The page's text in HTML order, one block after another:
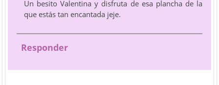
Un besito Valentina y disfruta de esa plancha de la
que estás tan encantada jeje.
Responder